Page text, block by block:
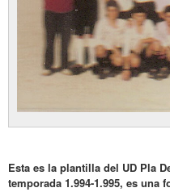
Esta es la plantilla del UD Pla
temporada 1.994-1.995, es una